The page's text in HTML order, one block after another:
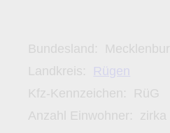
Bundesland:
Landkreis: Rügen
Kfz-Kennzeichen: RüG
Anzahl Einwohner: zirka